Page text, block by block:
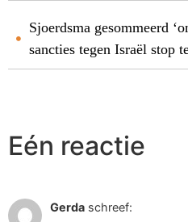
Sjoerdsma gesommeerd
sancties tegen Israël stop
Eén reactie
Gerda schreef: